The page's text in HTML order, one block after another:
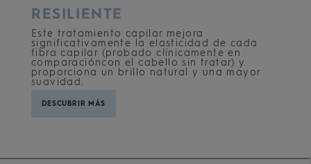
RESILIENTE
Este tratamiento capilar mejora
significativamente la elasticidad de cada
fibra capilar (probado clínicamente en
comparacióncon el cabello sin tratar) y
proporciona un brillo natural y una mayor
suavidad.
DESCUBRIR MÁS